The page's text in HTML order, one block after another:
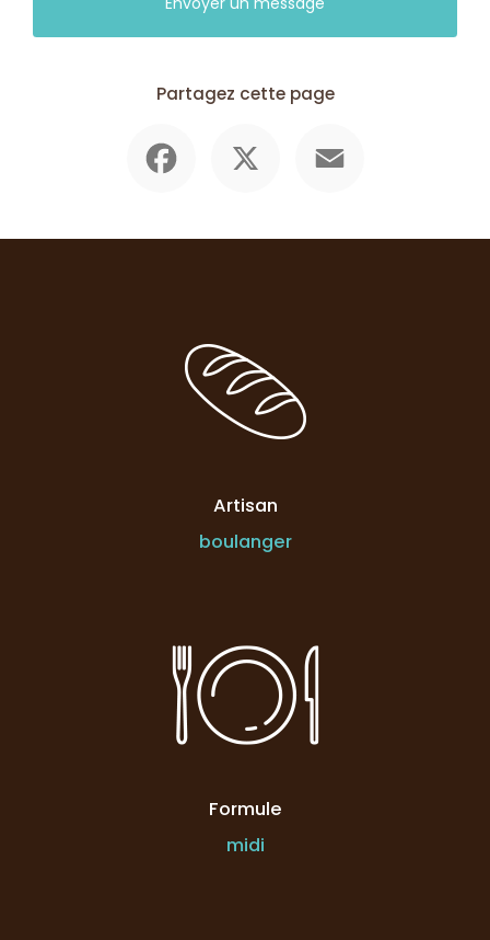
Partagez cette page
Artisan
boulanger
Formule
midi